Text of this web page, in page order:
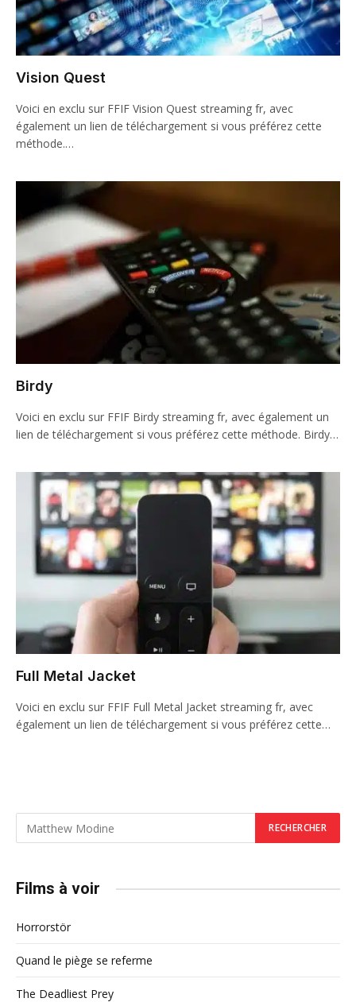
Vision Quest
Voici en exclu sur FFIF Vision Quest streaming fr, avec
également un lien de téléchargement si vous préférez cette
méthode.…
Birdy
Voici en exclu sur FFIF Birdy streaming fr, avec également un
lien de téléchargement si vous préférez cette méthode. Birdy…
Full Metal Jacket
Voici en exclu sur FFIF Full Metal Jacket streaming fr, avec
également un lien de téléchargement si vous préférez cette…
Films à voir
Horrorstör
Quand le piège se referme
The Deadliest Prey